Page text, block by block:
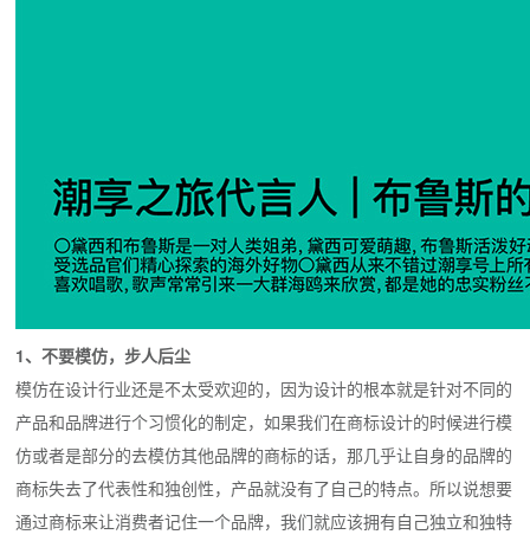
1、不要模仿，步人后尘
模仿在设计行业还是不太受欢迎的，因为设计的根本就是针对不同的
产品和品牌进行个习惯化的制定，如果我们在商标设计的时候进行模
仿或者是部分的去模仿其他品牌的商标的话，那几乎让自身的品牌的
商标失去了代表性和独创性，产品就没有了自己的特点。所以说想要
通过商标来让消费者记住一个品牌，我们就应该拥有自己独立和独特